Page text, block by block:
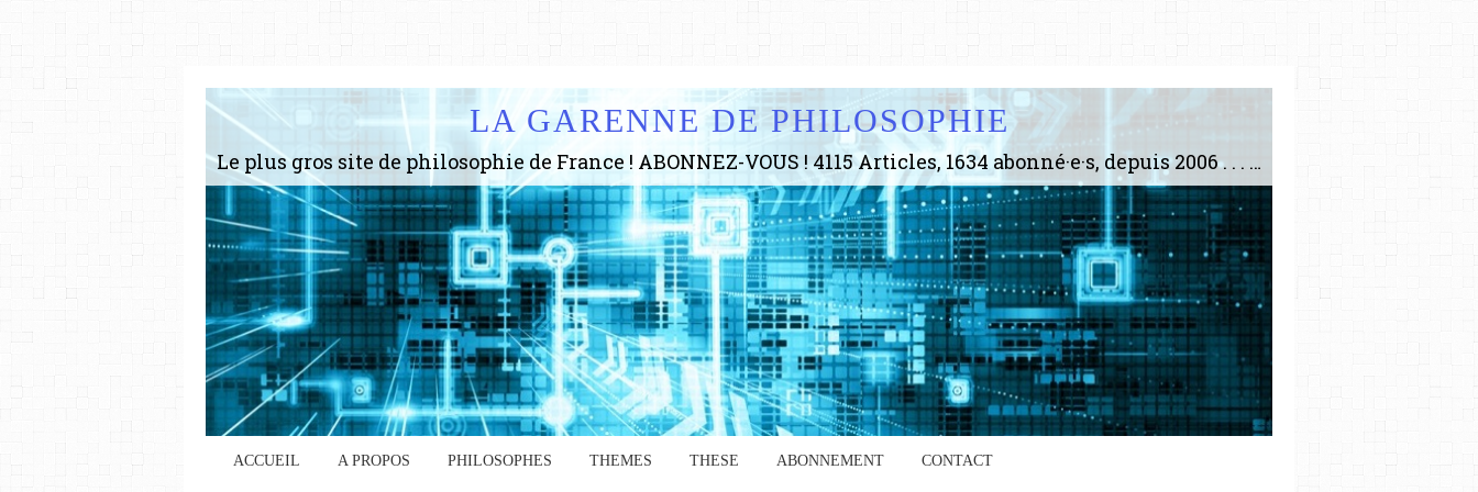
LA GARENNE DE PHILOSOPHIE
Le plus gros site de philosophie de France ! ABONNEZ-VOUS ! 4115 Articles, 1634 abonné·e·s, depuis 2006 . . . . . . . . 2 852 214 pages vues jusqu'à présent. Prestance et être apte à un plus grand nombre de choses.
ACCUEIL A PROPOS PHILOSOPHES THEMES THESE ABONNEMENT CONTACT